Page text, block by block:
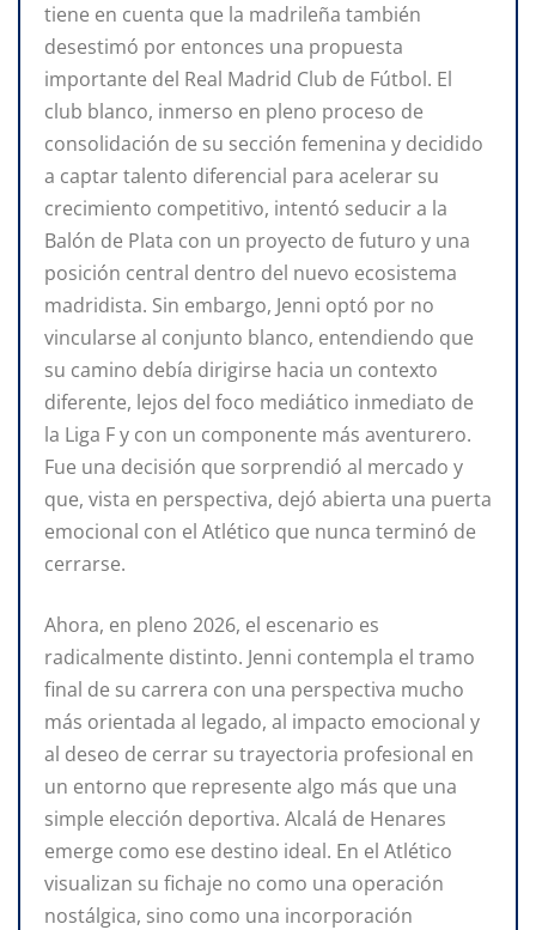
tiene en cuenta que la madrileña también
desestimó por entonces una propuesta
importante del Real Madrid Club de Fútbol. El
club blanco, inmerso en pleno proceso de
consolidación de su sección femenina y decidido
a captar talento diferencial para acelerar su
crecimiento competitivo, intentó seducir a la
Balón de Plata con un proyecto de futuro y una
posición central dentro del nuevo ecosistema
madridista. Sin embargo, Jenni optó por no
vincularse al conjunto blanco, entendiendo que
su camino debía dirigirse hacia un contexto
diferente, lejos del foco mediático inmediato de
la Liga F y con un componente más aventurero.
Fue una decisión que sorprendió al mercado y
que, vista en perspectiva, dejó abierta una puerta
emocional con el Atlético que nunca terminó de
cerrarse.
Ahora, en pleno 2026, el escenario es
radicalmente distinto. Jenni contempla el tramo
final de su carrera con una perspectiva mucho
más orientada al legado, al impacto emocional y
al deseo de cerrar su trayectoria profesional en
un entorno que represente algo más que una
simple elección deportiva. Alcalá de Henares
emerge como ese destino ideal. En el Atlético
visualizan su fichaje no como una operación
nostálgica, sino como una incorporación